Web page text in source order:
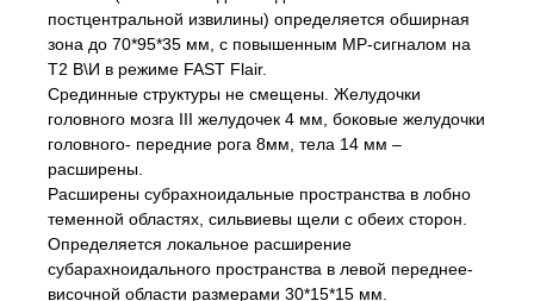
постцентральной извилины) определяется обширная
зона до 70*95*35 мм, с повышенным МР-сигналом на
Т2 В\И в режиме FAST Flair.
Срединные структуры не смещены. Желудочки
головного мозга III желудочек 4 мм, боковые желудочки
головного- передние рога 8мм, тела 14 мм –
расширены.
Расширены субрахноидальные пространства в лобно
теменной областях, сильвиевы щели с обеих сторон.
Определяется локальное расширение
субарахноидального пространства в левой переднее-
височной области размерами 30*15*15 мм.